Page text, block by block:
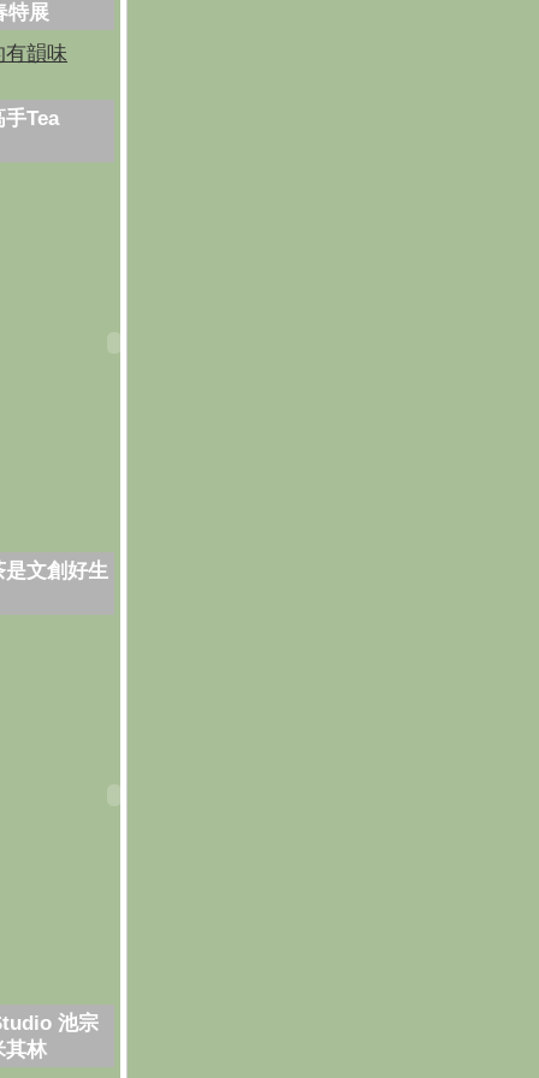
特展
有韻味
Tea
文創好生
池宗
其林